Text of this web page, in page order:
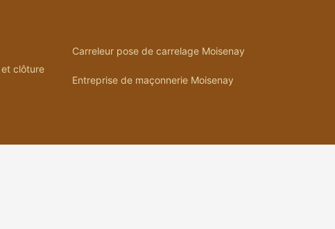
Carreleur pose de carrelage Moisenay
clôture
Entreprise de maçonnerie Moisenay